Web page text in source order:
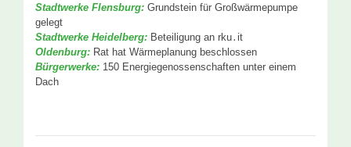
Stadtwerke Flensburg: Grundstein für Großwärmepumpe
gelegt
Stadtwerke Heidelberg: Beteiligung an rku․it
Oldenburg: Rat hat Wärmeplanung beschlossen
Bürgerwerke: 150 Energiegenossenschaften unter einem
Dach